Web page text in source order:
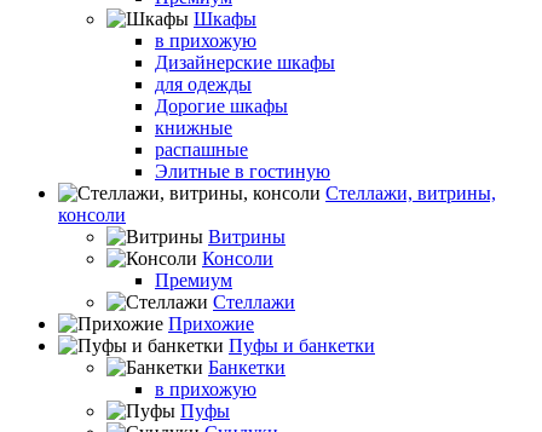
Шкафы
в прихожую
Дизайнерские шкафы
для одежды
Дорогие шкафы
книжные
распашные
Элитные в гостиную
Стеллажи, витрины,
консоли
Витрины
Консоли
Премиум
Стеллажи
Прихожие
Пуфы и банкетки
Банкетки
в прихожую
Пуфы